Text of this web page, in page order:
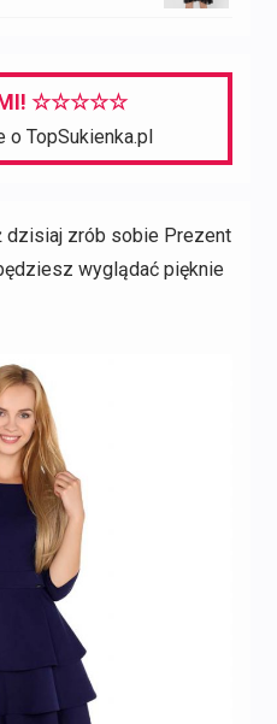
☆☆☆☆☆
o TopSukienka.pl
dzisiaj zrób sobie Prezent
wyglądać pięknie